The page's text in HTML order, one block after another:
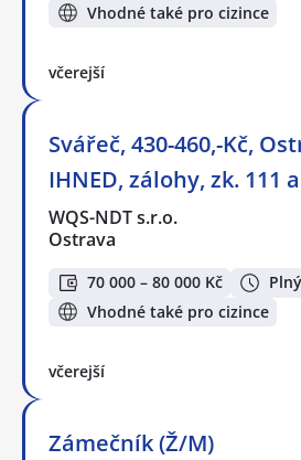
Vhodné také pro cizince
včerejší
Svářeč, 430-460,-Kč,
IHNED, zálohy, zk. 111
WQS-NDT s.r.o.
Ostrava
70 000 – 80 000 Kč
Vhodné také pro cizince
včerejší
Zámečník (Ž/M)